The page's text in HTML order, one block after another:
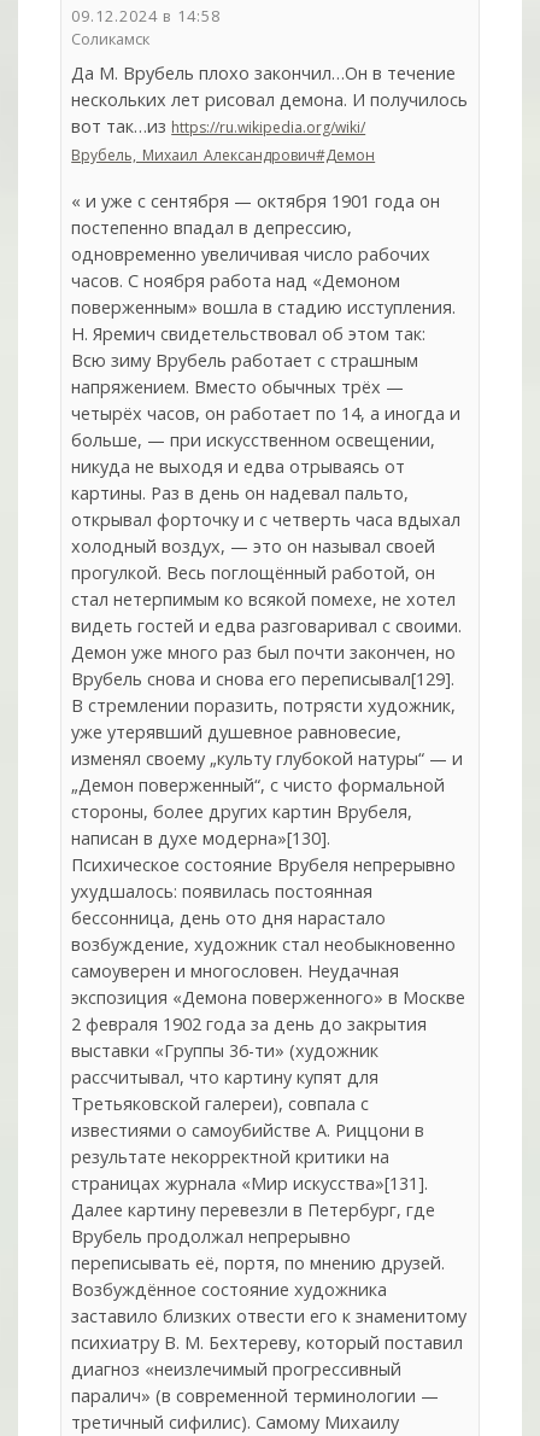
09.12.2024 в 14:58
Соликамск
Да М. Врубель плохо закончил…Он в течение
нескольких лет рисовал демона. И получилось
вот так…из https://ru.wikipedia.org/wiki/
Врубель,_Михаил_Александрович#Демон
« и уже с сентября — октября 1901 года он
постепенно впадал в депрессию,
одновременно увеличивая число рабочих
часов. С ноября работа над «Демоном
поверженным» вошла в стадию исступления.
Н. Яремич свидетельствовал об этом так:
Всю зиму Врубель работает с страшным
напряжением. Вместо обычных трёх —
четырёх часов, он работает по 14, а иногда и
больше, — при искусственном освещении,
никуда не выходя и едва отрываясь от
картины. Раз в день он надевал пальто,
открывал форточку и с четверть часа вдыхал
холодный воздух, — это он называл своей
прогулкой. Весь поглощённый работой, он
стал нетерпимым ко всякой помехе, не хотел
видеть гостей и едва разговаривал с своими.
Демон уже много раз был почти закончен, но
Врубель снова и снова его переписывал[129].
В стремлении поразить, потрясти художник,
уже утерявший душевное равновесие,
изменял своему „культу глубокой натуры“ — и
„Демон поверженный“, с чисто формальной
стороны, более других картин Врубеля,
написан в духе модерна»[130].
Психическое состояние Врубеля непрерывно
ухудшалось: появилась постоянная
бессонница, день ото дня нарастало
возбуждение, художник стал необыкновенно
самоуверен и многословен. Неудачная
экспозиция «Демона поверженного» в Москве
2 февраля 1902 года за день до закрытия
выставки «Группы 36-ти» (художник
рассчитывал, что картину купят для
Третьяковской галереи), совпала с
известиями о самоубийстве А. Риццони в
результате некорректной критики на
страницах журнала «Мир искусства»[131].
Далее картину перевезли в Петербург, где
Врубель продолжал непрерывно
переписывать её, портя, по мнению друзей.
Возбуждённое состояние художника
заставило близких отвести его к знаменитому
психиатру В. М. Бехтереву, который поставил
диагноз «неизлечимый прогрессивный
паралич» (в современной терминологии —
третичный сифилис). Самому Михаилу